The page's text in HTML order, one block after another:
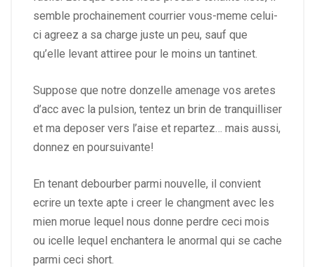
semble prochainement courrier vous-meme celui-
ci agreez a sa charge juste un peu, sauf que
qu’elle levant attiree pour le moins un tantinet.
Suppose que notre donzelle amenage vos aretes
d’acc avec la pulsion, tentez un brin de tranquilliser
et ma deposer vers l’aise et repartez… mais aussi,
donnez en poursuivante!
En tenant debourber parmi nouvelle, il convient
ecrire un texte apte i creer le changment avec les
mien morue lequel nous donne perdre ceci mois
ou icelle lequel enchantera le anormal qui se cache
parmi ceci short.